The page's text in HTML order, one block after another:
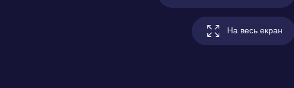
На весь екран